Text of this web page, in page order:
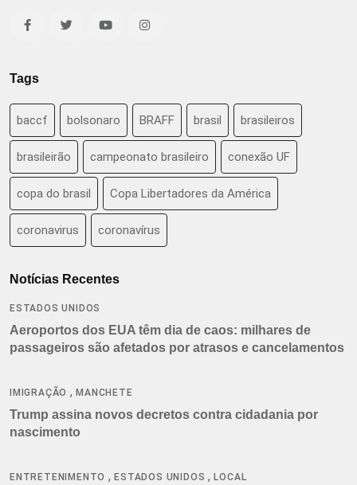
Tags
baccf bolsonaro BRAFF brasil brasileiros
brasileirão campeonato brasileiro conexão UF
copa do brasil Copa Libertadores da América
coronavirus coronavírus
Notícias Recentes
ESTADOS UNIDOS
Aeroportos dos EUA têm dia de caos: milhares de
passageiros são afetados por atrasos e cancelamentos
IMIGRAÇÃO ,MANCHETE
Trump assina novos decretos contra cidadania por
nascimento
ENTRETENIMENTO ,ESTADOS UNIDOS ,LOCAL